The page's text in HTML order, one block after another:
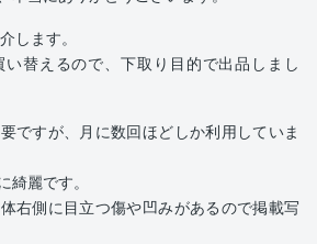
します。
替えるので、下取り目的で出品しまし
ですが、月に数回ほどしか利用していま
綺麗です。
右側に目立つ傷や凹みがあるので掲載写